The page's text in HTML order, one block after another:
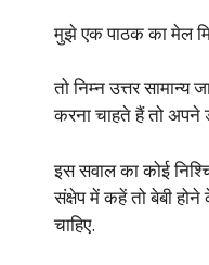
मुझे एक पाठक का मेल
तो निम्न उत्तर सामान्य
करना चाहते हैं तो अपने
इस सवाल का कोई
संक्षेप में कहें तो बेबी
चाहिए.